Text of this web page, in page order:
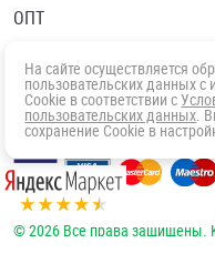
ОПТ
Политика в отношении
Согласие посетителя сайта
© 2026 Все права защищены.
На сайте осуществляется
пользовательских данных с
Cookie в соответствии с
пользовательских данных.
сохранение Cookie в